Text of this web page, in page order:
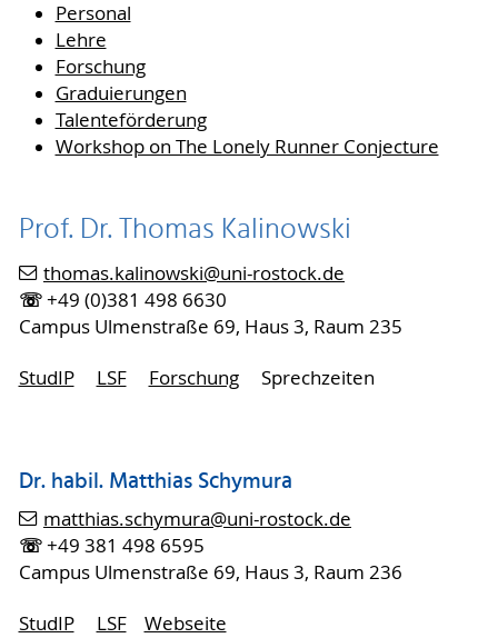
Personal
Lehre
Forschung
Graduierungen
Talenteförderung
Workshop on The Lonely Runner Conjecture
Prof. Dr. Thomas Kalinowski
thomas.kalinowski@uni-rostock.de
☏+49 (0)381 498 6630
Campus Ulmenstraße 69, Haus 3, Raum 235
StudIP LSF ForschungSprechzeiten
Dr. habil. Matthias Schymura
matthias.schymura@uni-rostock.de
☏+49 381 498 6595
Campus Ulmenstraße 69, Haus 3, Raum 236
StudIP LSF Webseite